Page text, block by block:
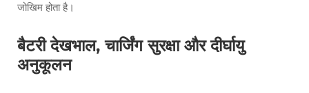
जोखिम होता है।
बैटरी देखभाल, चार्जिंग सुरक्षा और दीर्घायु
अनुकूलन